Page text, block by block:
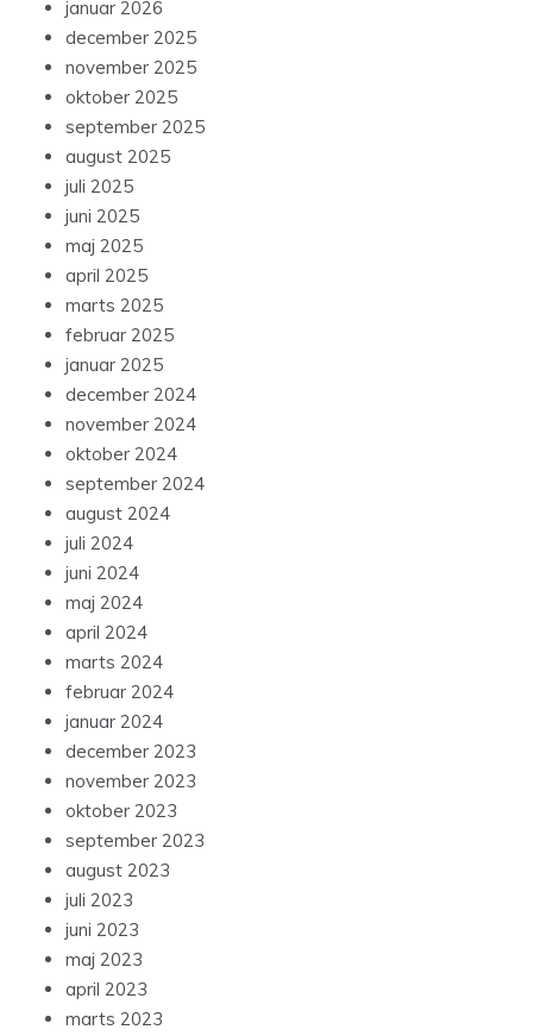
januar 2026
december 2025
november 2025
oktober 2025
september 2025
august 2025
juli 2025
juni 2025
maj 2025
april 2025
marts 2025
februar 2025
januar 2025
december 2024
november 2024
oktober 2024
september 2024
august 2024
juli 2024
juni 2024
maj 2024
april 2024
marts 2024
februar 2024
januar 2024
december 2023
november 2023
oktober 2023
september 2023
august 2023
juli 2023
juni 2023
maj 2023
april 2023
marts 2023